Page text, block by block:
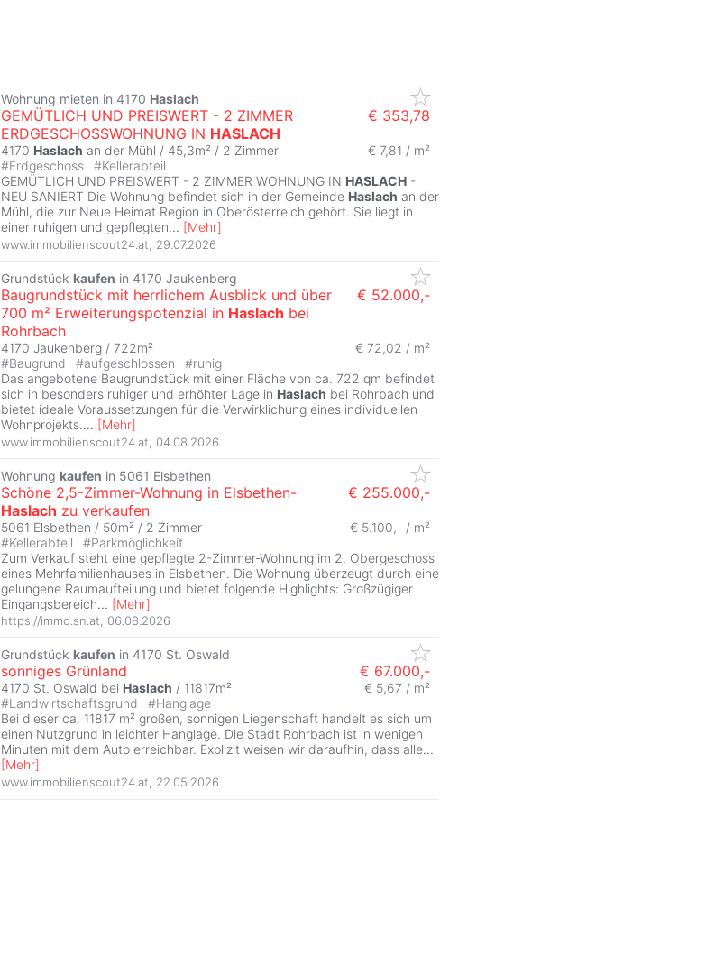
Wohnung mieten in 4170 Haslach
GEMÜTLICH UND PREISWERT - 2 ZIMMER
ERDGESCHOSSWOHNUNG IN HASLACH
€ 353,78
4170 Haslach an der Mühl / 45,3m² / 2 Zimmer
€ 7,81 / m²
#Erdgeschoss #Kellerabteil
GEMÜTLICH UND PREISWERT - 2 ZIMMER WOHNUNG IN HASLACH -
NEU SANIERT Die Wohnung befindet sich in der Gemeinde Haslach an der
Mühl, die zur Neue Heimat Region in Oberösterreich gehört. Sie liegt in
einer ruhigen und gepflegten... [Mehr]
www.immobilienscout24.at 29.07.2026
Grundstück kaufen in 4170 Jaukenberg
Baugrundstück mit herrlichem Ausblick und über
700 m² Erweiterungspotenzial in Haslach bei
Rohrbach
€ 52.000,-
4170 Jaukenberg / 722m²
€ 72,02 / m²
#Baugrund #aufgeschlossen #ruhig
Das angebotene Baugrundstück mit einer Fläche von ca. 722 qm befindet
sich in besonders ruhiger und erhöhter Lage in Haslach bei Rohrbach und
bietet ideale Voraussetzungen für die Verwirklichung eines individuellen
Wohnprojekts.... [Mehr]
www.immobilienscout24.at 04.08.2026
Wohnung kaufen in 5061 Elsbethen
Schöne 2,5-Zimmer-Wohnung in Elsbethen-
Haslach zu verkaufen
€ 255.000,-
5061 Elsbethen / 50m² / 2 Zimmer
€ 5.100,- / m²
#Kellerabteil #Parkmöglichkeit
Zum Verkauf steht eine gepflegte 2-Zimmer-Wohnung im 2. Obergeschoss
eines Mehrfamilienhauses in Elsbethen. Die Wohnung überzeugt durch eine
gelungene Raumaufteilung und bietet folgende Highlights: Großzügiger
Eingangsbereich... [Mehr]
https://immo.sn.at 06.08.2026
Grundstück kaufen in 4170 St. Oswald
sonniges Grünland € 67.000,-
4170 St. Oswald bei Haslach / 11817m²
€ 5,67 / m²
#Landwirtschaftsgrund #Hanglage
Bei dieser ca. 11817 m² großen, sonnigen Liegenschaft handelt es sich um
einen Nutzgrund in leichter Hanglage. Die Stadt Rohrbach ist in wenigen
Minuten mit dem Auto erreichbar. Explizit weisen wir daraufhin, dass alle...
[Mehr]
www.immobilienscout24.at 22.05.2026